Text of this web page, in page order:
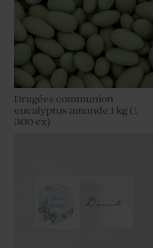
Dragées communion
eucalyptus amande 1 kg (±
300 ex)